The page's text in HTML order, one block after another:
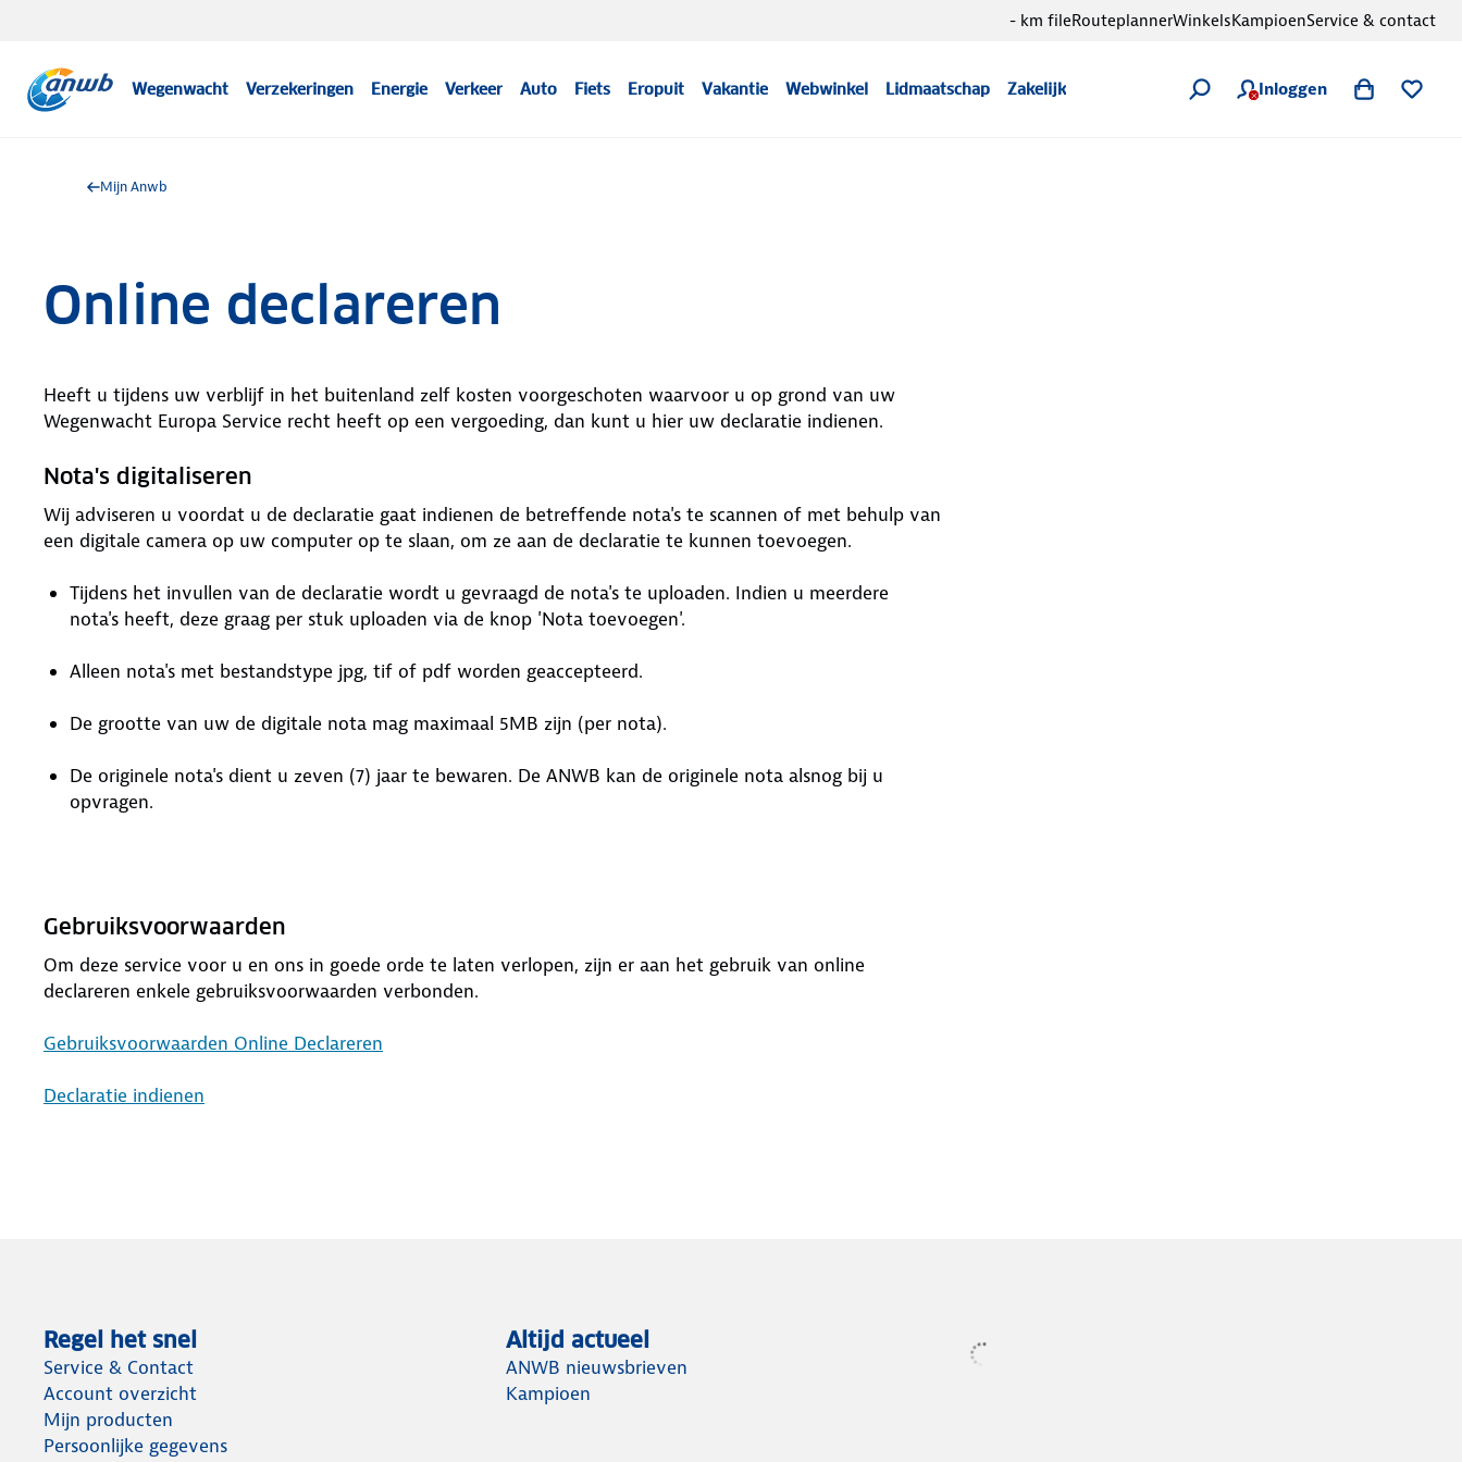
Wegenwacht Verzekeringen Energie Verkeer Auto Fiets Eropuit Vakantie Webwinkel Lidmaatschap Zakelijk Inloggen
- km fileRouteplannerWinkelsKampioenService & contact
Mijn Anwb
Online declareren
Heeft u tijdens uw verblijf in het buitenland zelf kosten voorgeschoten waarvoor u op grond van uw
Wegenwacht Europa Service recht heeft op een vergoeding, dan kunt u hier uw declaratie indienen.
Nota's digitaliseren
Wij adviseren u voordat u de declaratie gaat indienen de betreffende nota's te scannen of met behulp van
een digitale camera op uw computer op te slaan, om ze aan de declaratie te kunnen toevoegen.
Tijdens het invullen van de declaratie wordt u gevraagd de nota's te uploaden. Indien u meerdere
nota's heeft, deze graag per stuk uploaden via de knop 'Nota toevoegen'.
Alleen nota's met bestandstype jpg, tif of pdf worden geaccepteerd.
De grootte van uw de digitale nota mag maximaal 5MB zijn (per nota).
De originele nota's dient u zeven (7) jaar te bewaren. De ANWB kan de originele nota alsnog bij u
opvragen.
Gebruiksvoorwaarden
Om deze service voor u en ons in goede orde te laten verlopen, zijn er aan het gebruik van online
declareren enkele gebruiksvoorwaarden verbonden.
Gebruiksvoorwaarden Online Declareren
Declaratie indienen
Regel het snel
Service & Contact
Account overzicht
Mijn producten
Persoonlijke gegevens
Altijd actueel
ANWB nieuwsbrieven
Kampioen